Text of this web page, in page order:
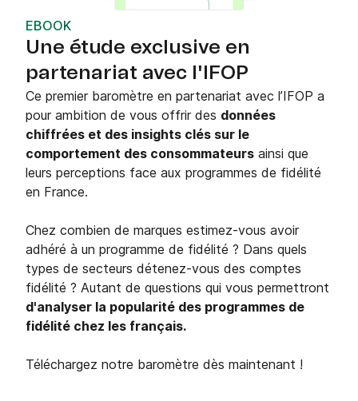
EBOOK
Une étude exclusive en
partenariat avec l'IFOP
Ce premier baromètre en partenariat avec l’IFOP a
pour ambition de vous offrir des données
chiffrées et des insights clés sur le
comportement des consommateurs ainsi que
leurs perceptions face aux programmes de fidélité
en France.
Chez combien de marques estimez-vous avoir
adhéré à un programme de fidélité ? Dans quels
types de secteurs détenez-vous des comptes
fidélité ? Autant de questions qui vous permettront
d'analyser la popularité des programmes de
fidélité chez les français.
Téléchargez notre baromètre dès maintenant !